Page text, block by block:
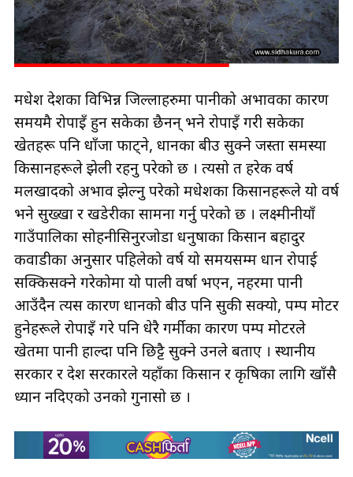
मधेश प्रदेशका विभिन्न जिल्लाहरुमा पानीको अभावका कारण
समयमै रोपाइँ हुन सकेका छैनन् भने रोपाइँ गरी सकेका
खेतहरू पनि धाँजा फाट्ने, धानका बीउ सुक्ने जस्ता समस्या
किसानहरूले झेली रहनु परेको छ । त्यसो त हरेक वर्ष
मलखादको अभाव झेल्नु परेको मधेशका किसानहरूले यो वर्ष
भने सुख्खा र खडेरीका सामना गर्नु परेको छ । लक्ष्मीनीयाँ
गाउँपालिका सोहनीसिनुरजोडा धनुषाका किसान बहादुर
कवाडीका अनुसार पहिलेको वर्ष यो समयसम्म धान रोपाई
सक्किसक्ने गरेकोमा यो पाली वर्षा भएन, नहरमा पानी
आउँदैन त्यस कारण धानको बीउ पनि सुकी सक्यो, पम्प मोटर
हुनेहरूले रोपाइँ गरे पनि धेरै गर्मीका कारण पम्प मोटरले
खेतमा पानी हाल्दा पनि छिट्टै सुक्ने उनले बताए । स्थानीय
सरकार र प्रदेश सरकारले यहाँका किसान र कृषिका लागि खाँसै
ध्यान नदिएको उनको गुनासो छ ।